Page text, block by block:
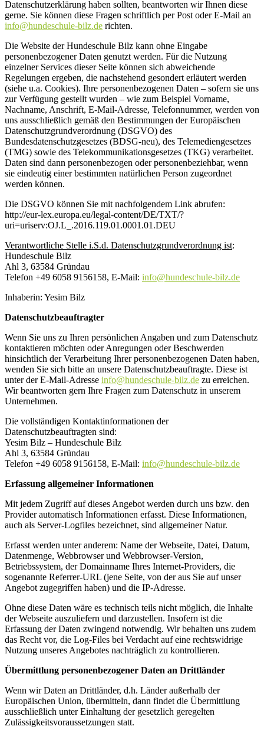
Datenschutzerklärung haben sollten, beantworten wir Ihnen diese
gerne. Sie können diese Fragen schriftlich per Post oder E-Mail an
info@hundeschule-bilz.de richten.
Die Website der Hundeschule Bilz kann ohne Eingabe
personenbezogener Daten genutzt werden. Für die Nutzung
einzelner Services dieser Seite können sich abweichende
Regelungen ergeben, die nachstehend gesondert erläutert werden
(siehe u.a. Cookies). Ihre personenbezogenen Daten – sofern sie uns
zur Verfügung gestellt wurden – wie zum Beispiel Vorname,
Nachname, Anschrift, E-Mail-Adresse, Telefonnummer, werden von
uns ausschließlich gemäß den Bestimmungen der Europäischen
Datenschutzgrundverordnung (DSGVO) des
Bundesdatenschutzgesetzes (BDSG-neu), des Telemediengesetzes
(TMG) sowie des Telekommunikationsgesetzes (TKG) verarbeitet.
Daten sind dann personenbezogen oder personenbeziehbar, wenn
sie eindeutig einer bestimmten natürlichen Person zugeordnet
werden können.
Die DSGVO können Sie mit nachfolgendem Link abrufen:
http://eur-lex.europa.eu/legal-content/DE/TXT/?
uri=uriserv:OJ.L_.2016.119.01.0001.01.DEU
Verantwortliche Stelle i.S.d. Datenschutzgrundverordnung ist:
Hundeschule Bilz
Ahl 3, 63584 Gründau
Telefon +49 6058 9156158, E-Mail: info@hundeschule-bilz.de
Inhaberin: Yesim Bilz
Datenschutzbeauftragter
Wenn Sie uns zu Ihren persönlichen Angaben und zum Datenschutz
kontaktieren möchten oder Anregungen oder Beschwerden
hinsichtlich der Verarbeitung Ihrer personenbezogenen Daten haben,
wenden Sie sich bitte an unsere Datenschutzbeauftragte. Diese ist
unter der E-Mail-Adresse info@hundeschule-bilz.de zu erreichen.
Wir beantworten gern Ihre Fragen zum Datenschutz in unserem
Unternehmen.
Die vollständigen Kontaktinformationen der
Datenschutzbeauftragten sind:
Yesim Bilz – Hundeschule Bilz
Ahl 3, 63584 Gründau
Telefon +49 6058 9156158, E-Mail: info@hundeschule-bilz.de
Erfassung allgemeiner Informationen
Mit jedem Zugriff auf dieses Angebot werden durch uns bzw. den
Provider automatisch Informationen erfasst. Diese Informationen,
auch als Server-Logfiles bezeichnet, sind allgemeiner Natur.
Erfasst werden unter anderem: Name der Webseite, Datei, Datum,
Datenmenge, Webbrowser und Webbrowser-Version,
Betriebssystem, der Domainname Ihres Internet-Providers, die
sogenannte Referrer-URL (jene Seite, von der aus Sie auf unser
Angebot zugegriffen haben) und die IP-Adresse.
Ohne diese Daten wäre es technisch teils nicht möglich, die Inhalte
der Webseite auszuliefern und darzustellen. Insofern ist die
Erfassung der Daten zwingend notwendig. Wir behalten uns zudem
das Recht vor, die Log-Files bei Verdacht auf eine rechtswidrige
Nutzung unseres Angebotes nachträglich zu kontrollieren.
Übermittlung personenbezogener Daten an Drittländer
Wenn wir Daten an Drittländer, d.h. Länder außerhalb der
Europäischen Union, übermitteln, dann findet die Übermittlung
ausschließlich unter Einhaltung der gesetzlich geregelten
Zulässigkeitsvoraussetzungen statt.